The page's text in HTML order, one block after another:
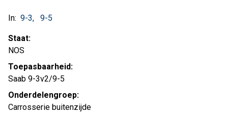
In: 9-3 9-5
Staat:
NOS
Toepasbaarheid:
Saab 9-3v2/9-5
Onderdelengroep:
Carrosserie buitenzijde